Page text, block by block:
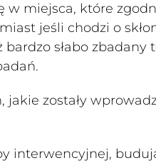
w miejsca, które
jeśli chodzi o
słabo zbadany
jakie zostały
interwencyjnej,